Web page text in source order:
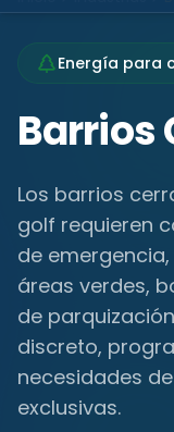
Energía para
Barrios
Los barrios
golf requieren
de
áreas verdes,
de
discreto,
necesidades
exclusivas.